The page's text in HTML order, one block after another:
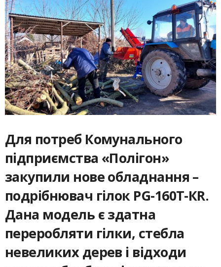
Для потреб Комунального
підприємства «Полігон»
закупили нове обладнання –
подрібнювач гілок PG-160T-КR.
Дана модель є здатна
переробляти гілки, стебла
невеликих дерев і відходи